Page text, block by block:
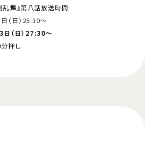
舞』第八話放送時間
（日）25:30～
（日）27:30～
押し